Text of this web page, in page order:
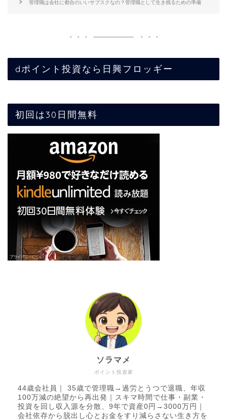
管理職は会社に都合のいいサブスクなの？管理職として生き残るための準備
dポイント投資なら日興フロッギー
初回は30日間無料
ポイント投資家
ソラマメ
44歳会社員｜ 35歳で管理職→過労とうつで退職、年収
100万減の絶望から再出発｜スキマ時間で仕事・副業・
投資を回し収入源を分散、9年で資産0円→3000万円｜
会社依存から脱出し心とお金をすり減らさない生き方を